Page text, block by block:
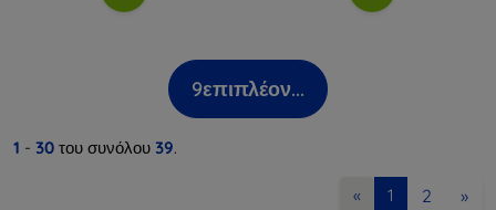
9επιπλέον...
1 - 30 του συνόλου 39.
« 1 2 »